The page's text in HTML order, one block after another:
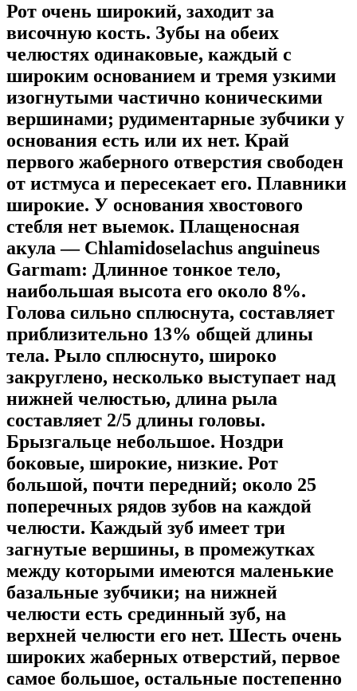
Рот очень широкий, заходит за
височную кость. Зубы на обеих
челюстях одинаковые, каждый с
широким основанием и тремя узкими
изогнутыми частично коническими
вершинами; рудиментарные зубчики у
основания есть или их нет. Край
первого жаберного отверстия свободен
от истмуса и пересекает его. Плавники
широкие. У основания хвостового
стебля нет выемок. Плащеносная
акула — Chlamidoselachus anguineus
Garmam: Длинное тонкое тело,
наибольшая высота его около 8%.
Голова сильно сплюснута, составляет
приблизительно 13% общей длины
тела. Рыло сплюснуто, широко
закруглено, несколько выступает над
нижней челюстью, длина рыла
составляет 2/5 длины головы.
Брызгальце небольшое. Ноздри
боковые, широкие, низкие. Рот
большой, почти передний; около 25
поперечных рядов зубов на каждой
челюсти. Каждый зуб имеет три
загнутые вершины, в промежутках
между которыми имеются маленькие
базальные зубчики; на нижней
челюсти есть срединный зуб, на
верхней челюсти его нет. Шесть очень
широких жаберных отверстий, первое
самое большое, остальные постепенно